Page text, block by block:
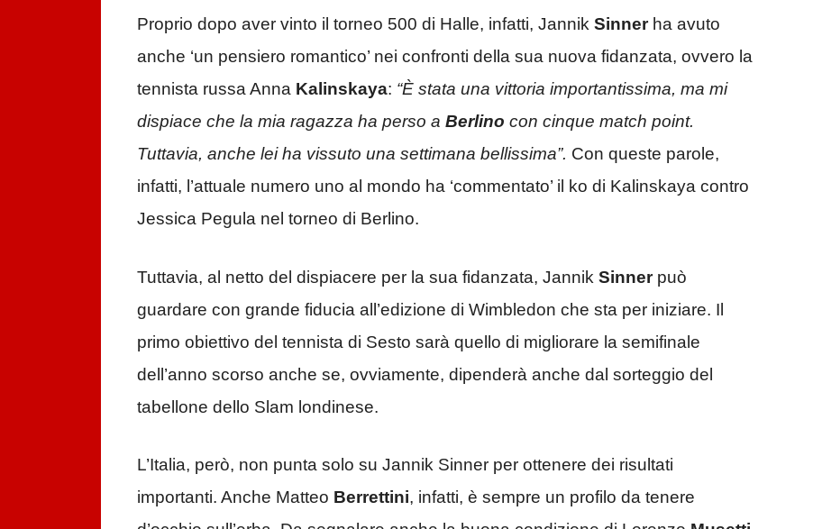
Proprio dopo aver vinto il torneo 500 di Halle, infatti, Jannik Sinnerha avuto
anche ‘un pensiero romantico’ nei confronti della sua nuova fidanzata, ovvero la
tennista russa Anna Kalinskaya: “È stata una vittoria importantissima, ma mi
dispiace che la mia ragazza ha perso a Berlino con cinque match point.
Tuttavia, anche lei ha vissuto una settimana bellissima”. Con queste parole,
infatti, l’attuale numero uno al mondo ha ‘commentato’ il ko di Kalinskaya contro
Jessica Pegula nel torneo di Berlino.
Tuttavia, al netto del dispiacere per la sua fidanzata, Jannik Sinnerpuò
guardare con grande fiducia all’edizione di Wimbledon che sta per iniziare. Il
primo obiettivo del tennista di Sesto sarà quello di migliorare la semifinale
dell’anno scorso anche se, ovviamente, dipenderà anche dal sorteggio del
tabellone dello Slam londinese.
L’Italia, però, non punta solo su Jannik Sinner per ottenere dei risultati
importanti. Anche Matteo Berrettini, infatti, è sempre un profilo da tenere